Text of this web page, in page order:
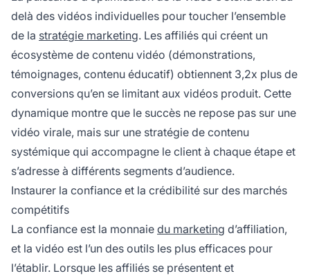
delà des vidéos individuelles pour toucher l’ensemble
de la stratégie marketing. Les affiliés qui créent un
écosystème de contenu vidéo (démonstrations,
témoignages, contenu éducatif) obtiennent 3,2x plus de
conversions qu’en se limitant aux vidéos produit. Cette
dynamique montre que le succès ne repose pas sur une
vidéo virale, mais sur une stratégie de contenu
systémique qui accompagne le client à chaque étape et
s’adresse à différents segments d’audience.
Instaurer la confiance et la crédibilité sur des marchés
compétitifs
La confiance est la monnaie du marketing d’affiliation,
et la vidéo est l’un des outils les plus efficaces pour
l’établir. Lorsque les affiliés se présentent et